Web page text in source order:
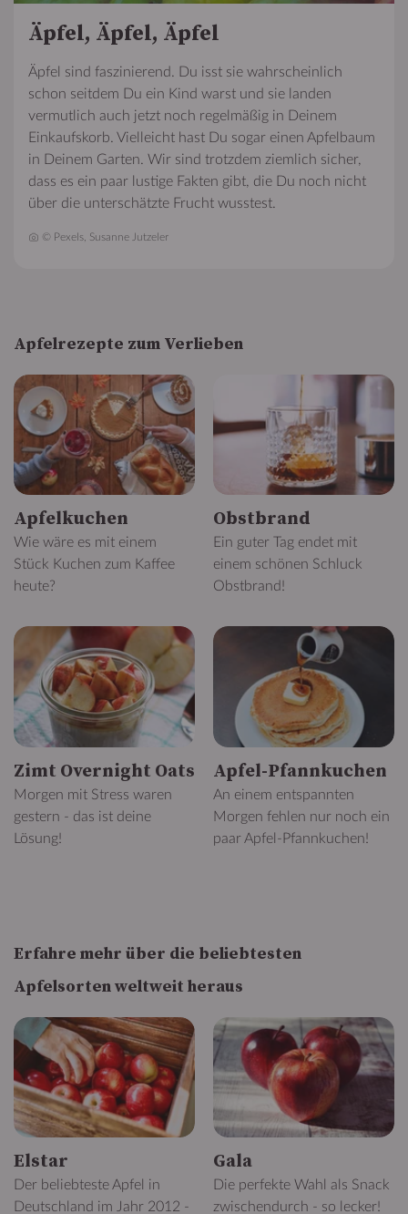
Äpfel, Äpfel, Äpfel
Äpfel sind faszinierend. Du isst sie wahrscheinlich
schon seitdem Du ein Kind warst und sie landen
vermutlich auch jetzt noch regelmäßig in Deinem
Einkaufskorb. Vielleicht hast Du sogar einen Apfelbaum
in Deinem Garten. Wir sind trotzdem ziemlich sicher,
dass es ein paar lustige Fakten gibt, die Du noch nicht
über die unterschätzte Frucht wusstest.
© Pexels, Susanne Jutzeler
Apfelrezepte zum Verlieben
Apfelkuchen
Wie wäre es mit einem
Stück Kuchen zum Kaffee
heute?
Obstbrand
Ein guter Tag endet mit
einem schönen Schluck
Obstbrand!
Zimt Overnight Oats
Morgen mit Stress waren
gestern - das ist deine
Lösung!
Apfel-Pfannkuchen
An einem entspannten
Morgen fehlen nur noch ein
paar Apfel-Pfannkuchen!
Erfahre mehr über die beliebtesten
Apfelsorten weltweit heraus
Elstar
Der beliebteste Apfel in
Deutschland im Jahr 2012 -
Gala
Die perfekte Wahl als Snack
zwischendurch - so lecker!